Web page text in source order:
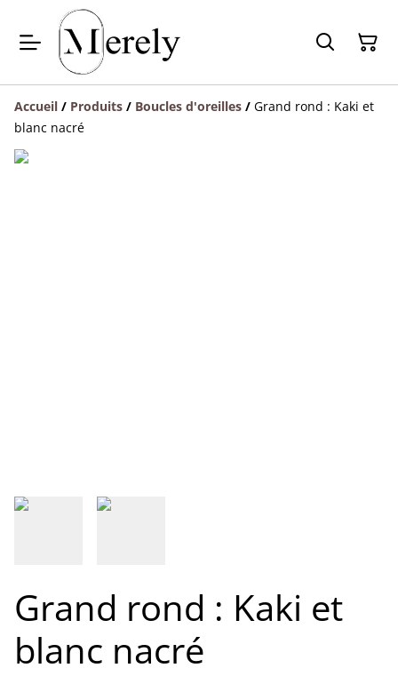
Accueil / Produits / Boucles d'oreilles / Grand rond : Kaki et
blanc nacré
Grand rond : Kaki et
blanc nacré